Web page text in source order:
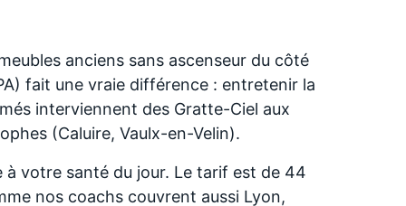
anciens sans ascenseur du côté
fait une vraie différence : entretenir la
interviennent des Gratte-Ciel aux
(Caluire, Vaulx-en-Velin).
à votre santé du jour. Le tarif est de 44
nos coachs couvrent aussi Lyon,